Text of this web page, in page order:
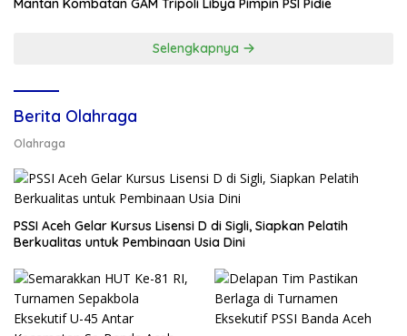
Mantan Kombatan GAM Tripoli Libya Pimpin PSI Pidie
Selengkapnya
Berita Olahraga
Olahraga
PSSI Aceh Gelar Kursus Lisensi D di Sigli, Siapkan Pelatih
Berkualitas untuk Pembinaan Usia Dini